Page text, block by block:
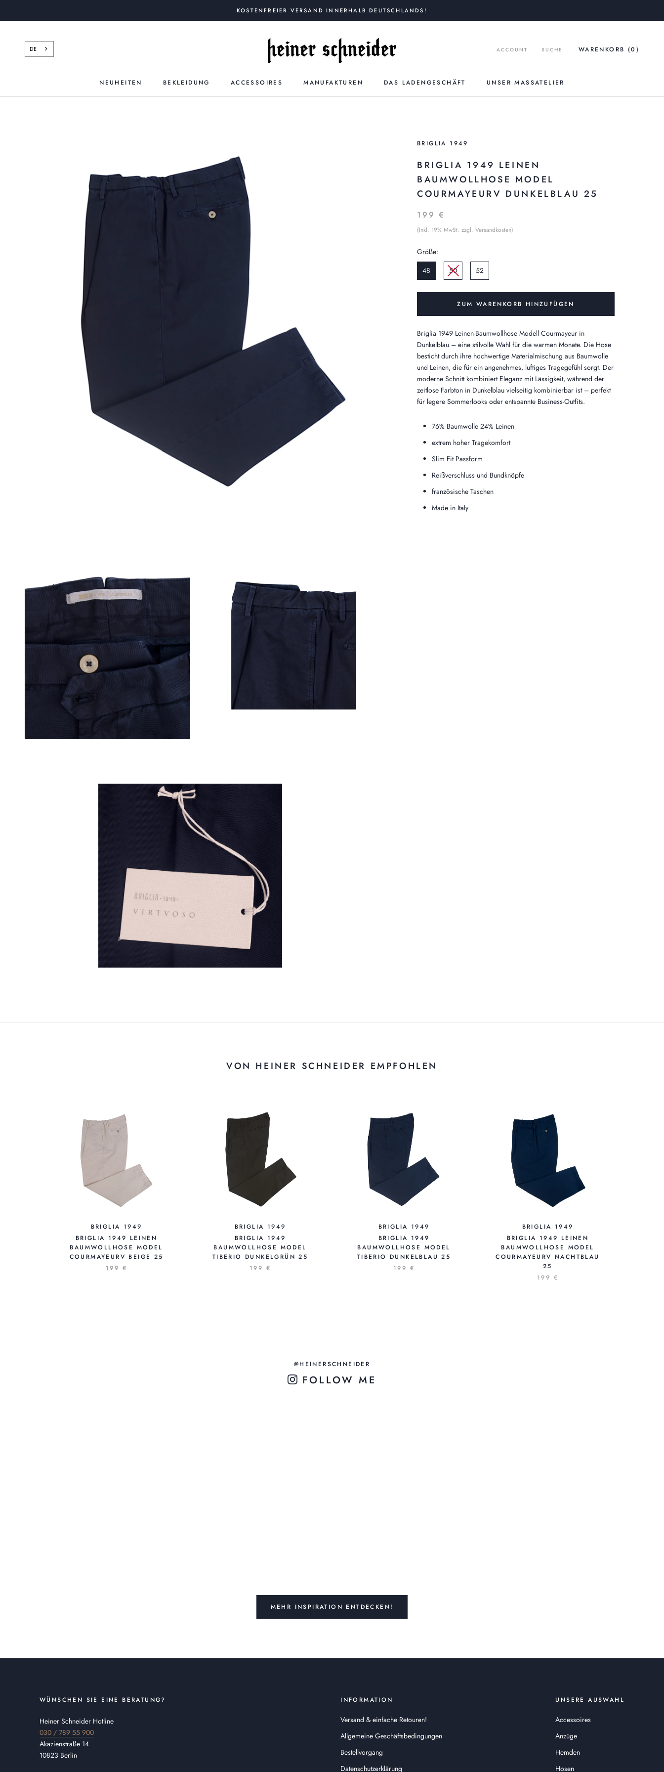
KOSTENFREIER VERSAND INNERHALB DEUTSCHLANDS!
NEUHEITEN
BEKLEIDUNG ACCESSOIRES MANUFAKTUREN DAS LADENGESCHÄFT
UNSER MASSATELIER
DE ACCOUNT SUCHE WARENKORB (0 )
BRIGLIA 1949
BRIGLIA 1949 LEINEN
BAUMWOLLHOSE MODEL
COURMAYEURV DUNKELBLAU 25
199 €
(Inkl. 19% MwSt. zzgl. Versandkosten)
Größe:
48
50 52
ZUM WARENKORB HINZUFÜGEN
Briglia 1949 Leinen-Baumwollhose Modell Courmayeur in
Dunkelblau – eine stilvolle Wahl für die warmen Monate. Die Hose
besticht durch ihre hochwertige Materialmischung aus Baumwolle
und Leinen, die für ein angenehmes, luftiges Tragegefühl sorgt. Der
moderne Schnitt kombiniert Eleganz mit Lässigkeit, während der
zeitlose Farbton in Dunkelblau vielseitig kombinierbar ist – perfekt
für legere Sommerlooks oder entspannte Business-Outfits.
76% Baumwolle 24% Leinen
extrem hoher Tragekomfort
Slim Fit Passform
Reißverschluss und Bundknöpfe
französische Taschen
Made in Italy
VON HEINER SCHNEIDER EMPFOHLEN
BRIGLIA 1949
BRIGLIA 1949 LEINEN
BAUMWOLLHOSE MODEL
COURMAYEURV BEIGE 25
199 €
BRIGLIA 1949
BRIGLIA 1949
BAUMWOLLHOSE MODEL
TIBERIO DUNKELGRÜN 25
199 €
BRIGLIA 1949
BRIGLIA 1949
BAUMWOLLHOSE MODEL
TIBERIO DUNKELBLAU 25
199 €
BRIGLIA 1949
BRIGLIA 1949 LEINEN
BAUMWOLLHOSE MODEL
COURMAYEURV NACHTBLAU
25
199 €
@HEINERSCHNEIDER
FOLLOW ME
MEHR INSPIRATION ENTDECKEN!
WÜNSCHEN SIE EINE BERATUNG?
Heiner Schneider Hotline
030 / 789 55 900
Akazienstraße 14
10823 Berlin
INFORMATION
Versand & einfache Retouren!
Allgemeine Geschäftsbedingungen
Bestellvorgang
Datenschutzerklärung
UNSERE AUSWAHL
Accessoires
Anzüge
Hemden
Hosen